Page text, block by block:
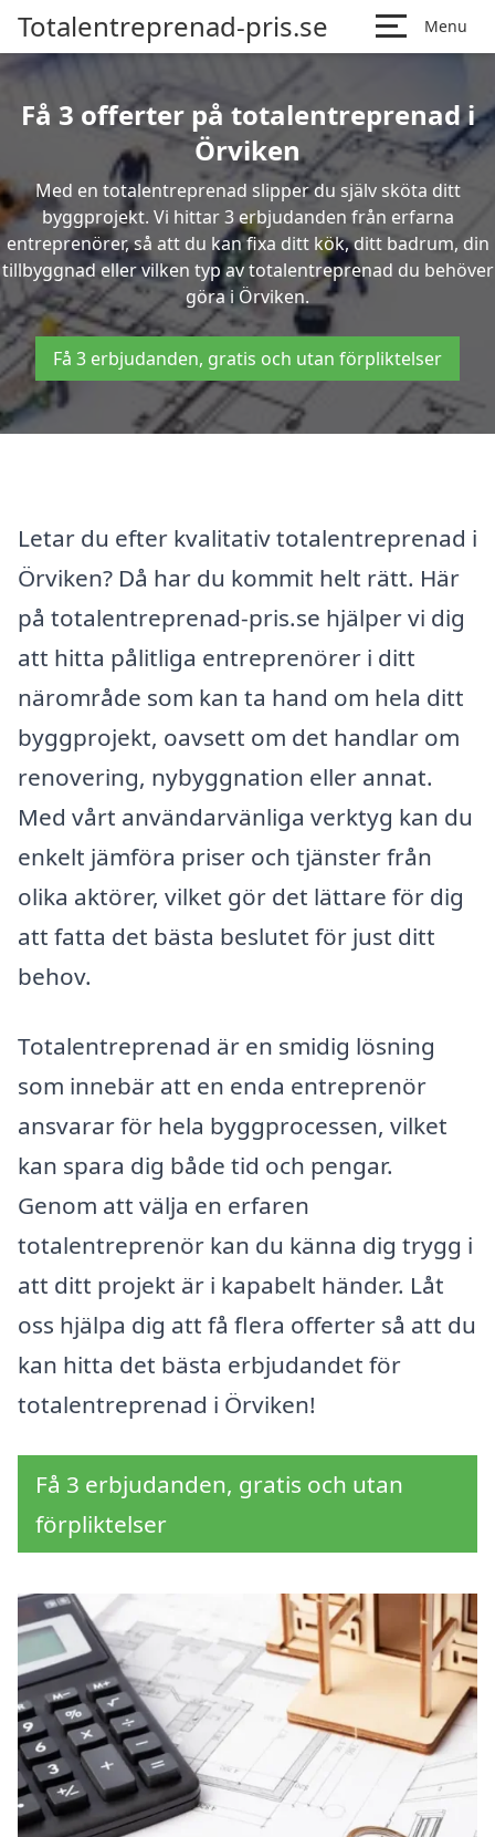
Totalentreprenad-pris.se Menu
Få 3 offerter på totalentreprenad i
Örviken
Med en totalentreprenad slipper du själv sköta ditt
byggprojekt. Vi hittar 3 erbjudanden från erfarna
entreprenörer, så att du kan fixa ditt kök, ditt badrum, din
tillbyggnad eller vilken typ av totalentreprenad du behöver
göra i Örviken.
Få 3 erbjudanden, gratis och utan förpliktelser
Letar du efter kvalitativ totalentreprenad i
Örviken? Då har du kommit helt rätt. Här
på totalentreprenad-pris.se hjälper vi dig
att hitta pålitliga entreprenörer i ditt
närområde som kan ta hand om hela ditt
byggprojekt, oavsett om det handlar om
renovering, nybyggnation eller annat.
Med vårt användarvänliga verktyg kan du
enkelt jämföra priser och tjänster från
olika aktörer, vilket gör det lättare för dig
att fatta det bästa beslutet för just ditt
behov.
Totalentreprenad är en smidig lösning
som innebär att en enda entreprenör
ansvarar för hela byggprocessen, vilket
kan spara dig både tid och pengar.
Genom att välja en erfaren
totalentreprenör kan du känna dig trygg i
att ditt projekt är i kapabelt händer. Låt
oss hjälpa dig att få flera offerter så att du
kan hitta det bästa erbjudandet för
totalentreprenad i Örviken!
Få 3 erbjudanden, gratis och utan
förpliktelser